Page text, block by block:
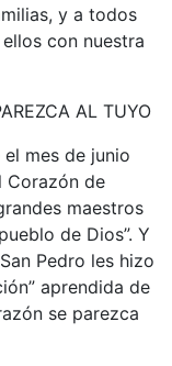
y a todos
con nuestra
AL TUYO
mes de junio
Corazón de
maestros
de Dios”. Y
Pedro les hizo
aprendida de
se parezca